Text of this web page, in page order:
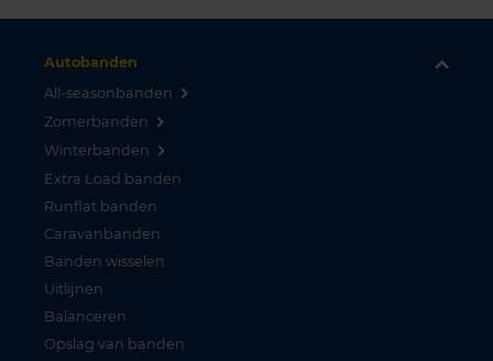
Autobanden
All-seasonbanden
Zomerbanden
Winterbanden
Extra Load banden
Runflat banden
Caravanbanden
Banden wisselen
Uitlijnen
Balanceren
Opslag van banden